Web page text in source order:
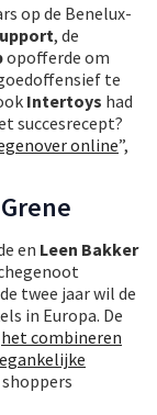
op de Benelux-
, de
opofferde om
te
Intertoys had
succesrecept?
online”,
en Leen Bakker
twee jaar wil de
in Europa. De
het combineren